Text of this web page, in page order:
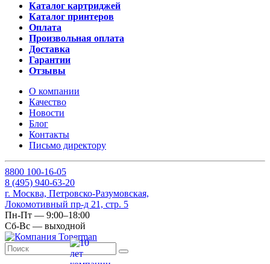
Каталог картриджей
Каталог принтеров
Оплата
Произвольная оплата
Доставка
Гарантии
Отзывы
О компании
Качество
Новости
Блог
Контакты
Письмо директору
8800 100-16-05
8 (495) 940-63-20
г. Москва, Петровско-Разумовская,
Локомотивный пр-д 21, стр. 5
Пн-Пт — 9:00–18:00
Сб-Вс — выходной